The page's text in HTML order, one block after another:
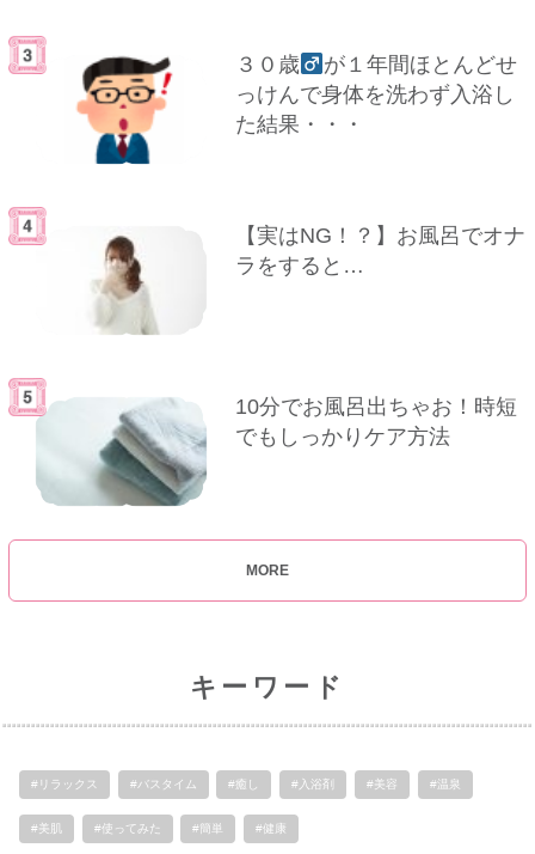
３０歳
が１年間ほとんどせ
っけんで身体を洗わず入浴し
た結果・・・
【実はNG！？】お風呂でオナ
ラをすると…
10分でお風呂出ちゃお！時短
でもしっかりケア方法
MORE
キーワード
#リラックス #バスタイム #癒し #入浴剤 #美容 #温泉
#美肌 #使ってみた #簡単 #健康